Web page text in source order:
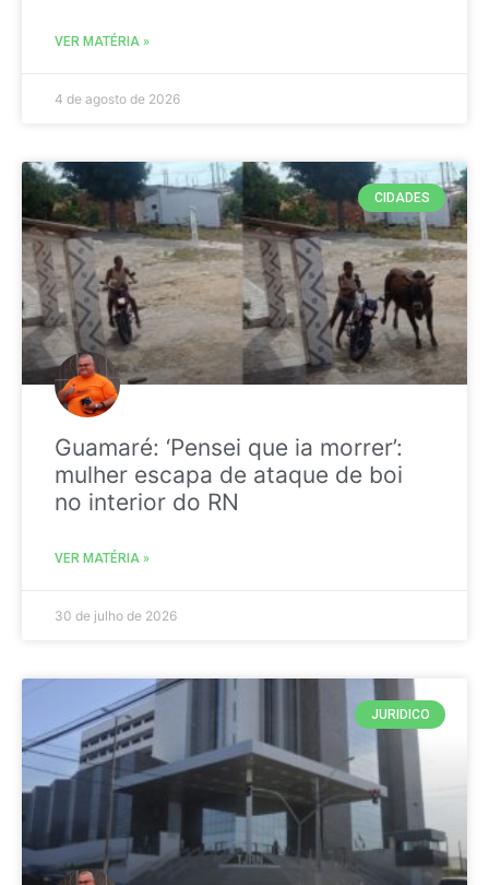
VER MATÉRIA »
4 de agosto de 2026
CIDADES
Guamaré: ‘Pensei que ia morrer’:
mulher escapa de ataque de boi
no interior do RN
VER MATÉRIA »
30 de julho de 2026
JURIDICO